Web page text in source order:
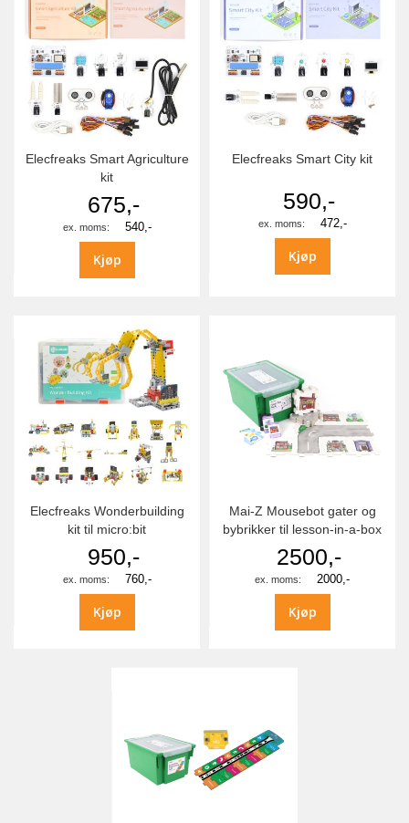
Elecfreaks Smart Agriculture
kit
675,-
540,-
Kjøp
Elecfreaks Smart City kit
590,-
472,-
Kjøp
Elecfreaks Wonderbuilding
kit til micro:bit
950,-
760,-
Kjøp
Mai-Z Mousebot gater og
bybrikker til lesson-in-a-box
2500,-
2000,-
Kjøp